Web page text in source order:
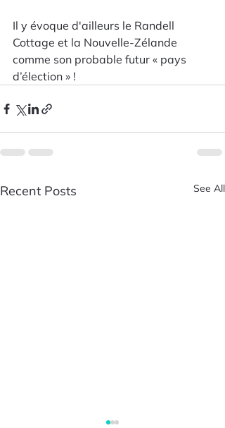
Il y évoque d'ailleurs le Randell
Cottage et la Nouvelle-Zélande
comme son probable futur « pays
d’élection » !
Recent Posts See All